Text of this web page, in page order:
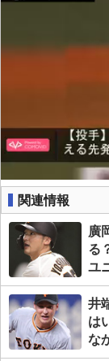
関連情報
廣
る
ユ
井
は
な